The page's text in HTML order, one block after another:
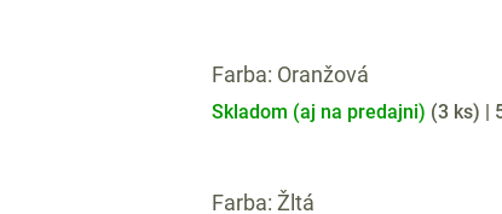
Farba: Oranžová
Skladom (aj na predajni) (3 ks) |
Farba: Žltá